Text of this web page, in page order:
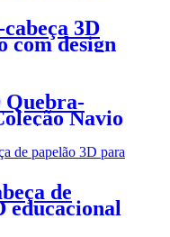
3D
com design
caneta
Quebra-
Navio
de
de
educacional